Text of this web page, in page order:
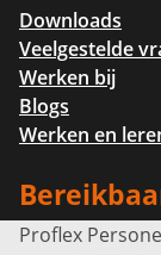
Downloads
Veelgestelde
Werken bij
Blogs
Werken en
Proflex